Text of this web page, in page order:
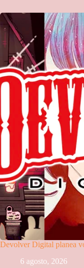
Devolver Digital planea
6 agosto, 2026